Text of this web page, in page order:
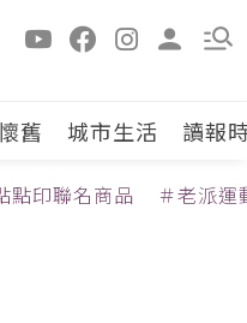
舊 城市生活 讀報
點印聯名商品 ＃老派運